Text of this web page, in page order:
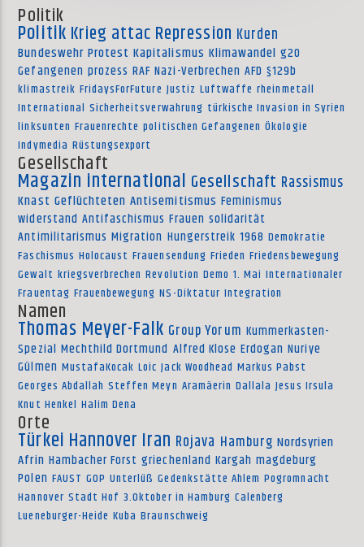
Politik
Politik Krieg attac Repression Kurden
Bundeswehr Protest Kapitalismus Klimawandel g20
Gefangenen prozess RAF Nazi-Verbrechen AFD §129b
klimastreik FridaysForFuture Justiz Luftwaffe rheinmetall
International Sicherheitsverwahrung türkische Invasion in Syrien
linksunten Frauenrechte politischen Gefangenen Ökologie
Indymedia Rüstungsexport
Gesellschaft
Magazin international Gesellschaft Rassismus
Knast Geflüchteten Antisemitismus Feminismus
widerstand Antifaschismus Frauen solidarität
Antimilitarismus Migration Hungerstreik 1968 Demokratie
Faschismus Holocaust Frauensendung Frieden Friedensbewegung
Gewalt kriegsverbrechen Revolution Demo 1. Mai Internationaler
Frauentag Frauenbewegung NS-Diktatur Integration
Namen
Thomas Meyer-Falk Group Yorum Kummerkasten-
Spezial Mechthild Dortmund Alfred Klose Erdogan Nuriye
Gülmen MustafaKocak Loic Jack Woodhead Markus Pabst
Georges Abdallah Steffen Meyn Aramäerin Dallala Jesus Irsula
Knut Henkel Halim Dena
Orte
Türkei Hannover Iran Rojava Hamburg Nordsyrien
Afrin Hambacher Forst griechenland Kargah magdeburg
Polen FAUST GOP Unterlüß Gedenkstätte Ahlem Pogromnacht
Hannover Stadt Hof 3.Oktober in Hamburg Calenberg
Lueneburger-Heide Kuba Braunschweig